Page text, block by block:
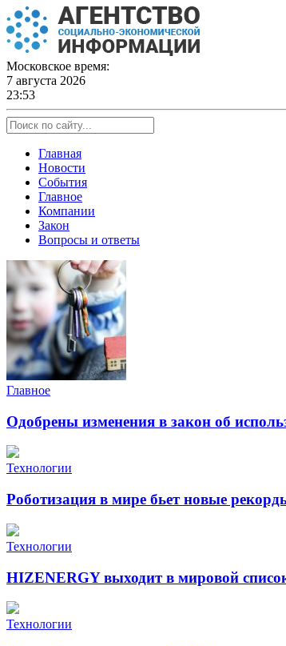
Skip
to
content
Московское время:
7 августа 2026
23:53
Главная
Новости
События
Главное
Компании
Закон
Вопросы и ответы
Главное
Одобрены изменения в закон об
Технологии
Роботизация в мире бьет новые
Технологии
HIZENERGY выходит в мировой
Технологии